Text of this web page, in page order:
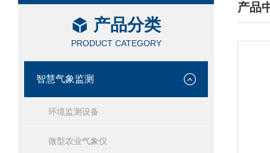
产品分类
PRODUCT CATEGORY
智慧气象监测
环境监测设备
微型农业气象仪
产品
/